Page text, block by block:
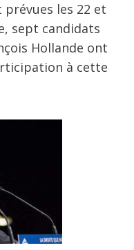
les 22 et
sept candidats
Hollande ont
à cette